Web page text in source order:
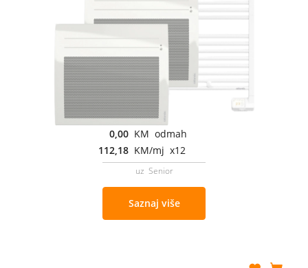
0,00 KM odmah
112,18 KM/mj x12
uz Senior
Saznaj više